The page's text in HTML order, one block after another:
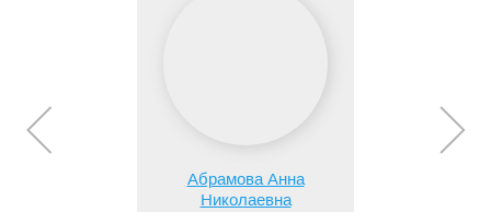
Абрамова Анна
Николаевна